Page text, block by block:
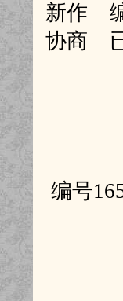
新作
协商
编号